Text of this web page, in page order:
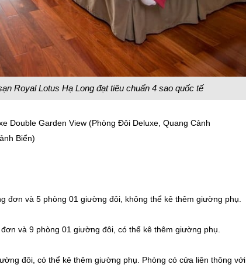
Royal Lotus Hạ Long đạt tiêu chuẩn 4 sao quốc tế
Double Garden View (Phòng Đôi Deluxe, Quang Cảnh
Biển)
đơn và 5 phòng 01 giường đôi, không thể kê thêm giường phụ.
và 9 phòng 01 giường đôi, có thể kê thêm giường phụ.
đôi, có thể kê thêm giường phụ. Phòng có cửa liên thông với